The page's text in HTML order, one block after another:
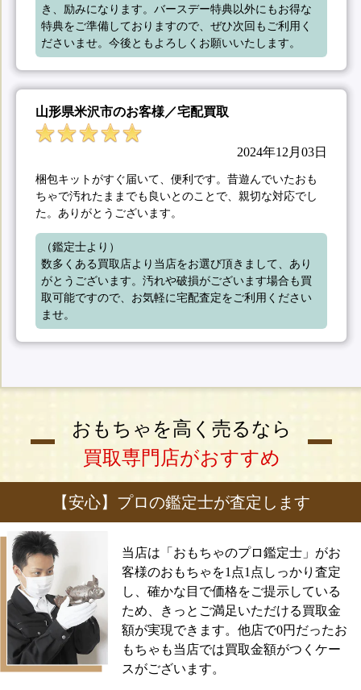
き、励みになります。バースデー特典以外にもお得な
特典をご準備しておりますので、ぜひ次回もご利用く
ださいませ。今後ともよろしくお願いいたします。
山形県米沢市のお客様／宅配買取
2024年12月03日
梱包キットがすぐ届いて、便利です。昔遊んでいたおも
ちゃで汚れたままでも良いとのことで、親切な対応でし
た。ありがとうございます。
（鑑定士より）
数多くある買取店より当店をお選び頂きまして、あり
がとうございます。汚れや破損がございます場合も買
取可能ですので、お気軽に宅配査定をご利用ください
ませ。
おもちゃを高く売るなら
買取専門店がおすすめ
【安心】プロの鑑定士が査定します
当店は「おもちゃのプロ鑑定士」がお
客様のおもちゃを1点1点しっかり査定
し、確かな目で価格をご提示している
ため、きっとご満足いただける買取金
額が実現できます。他店で0円だったお
もちゃも当店では買取金額がつくケー
スがございます。